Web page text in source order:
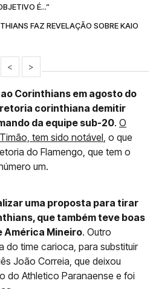
É...”
FAZ REVELAÇÃO SOBRE KAIO
< >
Corinthians em agosto do
corinthiana demitir
da equipe sub-20. O
tem sido notável, o que
do Flamengo, que tem o
um.
uma proposta para tirar
que também teve boas
América Mineiro. Outro
do time carioca, para substituir
João Correia, que deixou
do Athletico Paranaense e foi